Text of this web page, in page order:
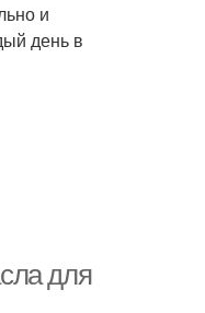
и
день в
для